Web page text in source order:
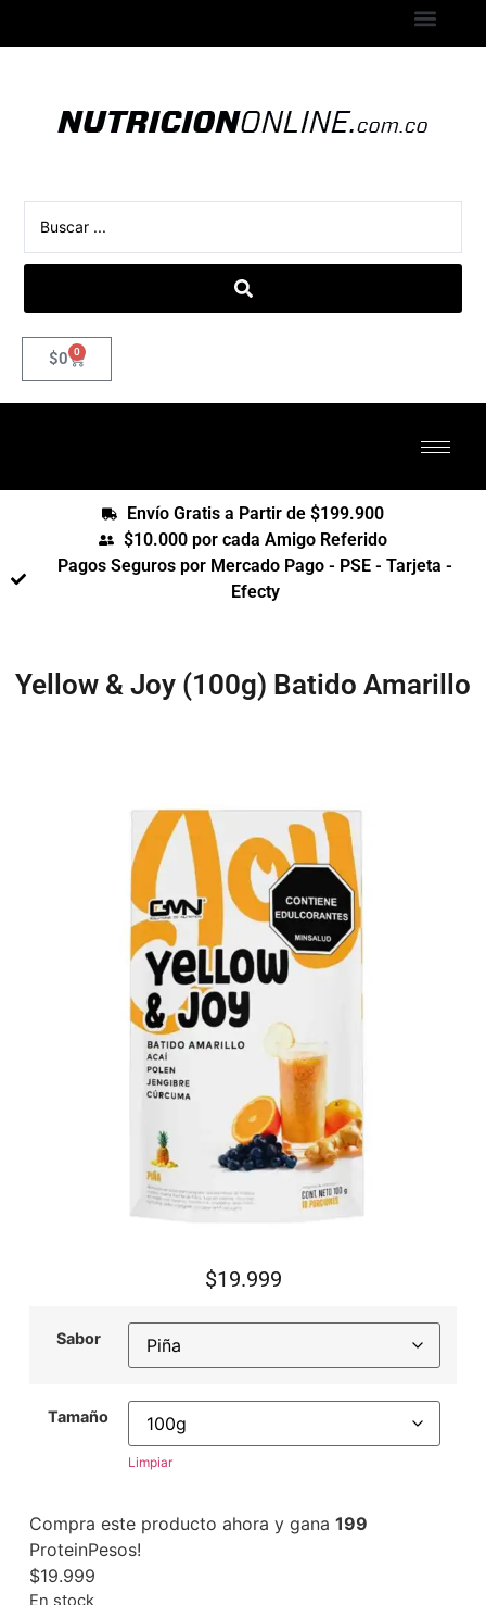
$0 0
Envío Gratis a Partir de $199.900
$10.000 por cada Amigo Referido
Pagos Seguros por Mercado Pago - PSE - Tarjeta -
Efecty
Yellow & Joy (100g) Batido Amarillo
$19.999
Sabor
Tamaño
Limpiar
Compra este producto ahora y gana 199
ProteinPesos!
$19.999
En stock